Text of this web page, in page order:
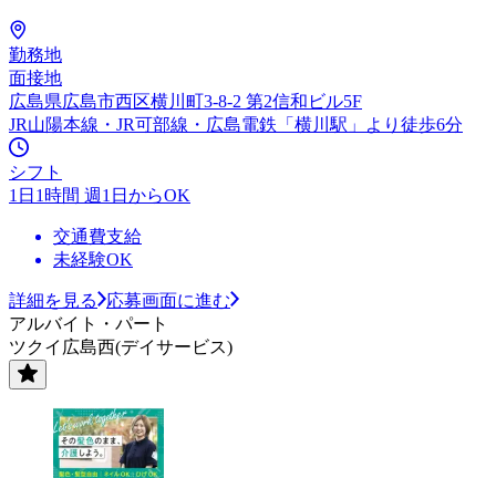
勤務地
面接地
広島県広島市西区横川町3-8-2 第2信和ビル5F
JR山陽本線・JR可部線・広島電鉄「横川駅」より徒歩6分
シフト
1日1時間 週1日からOK
交通費支給
未経験OK
詳細を見る
応募画面に進む
アルバイト・パート
ツクイ広島西(デイサービス)